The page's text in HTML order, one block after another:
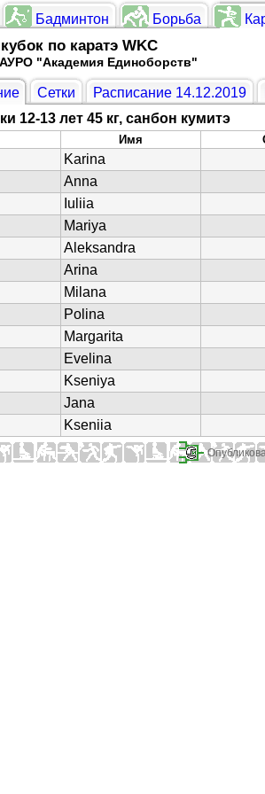
Бадминтон Борьба
по каратэ WKC
"Академия Единоборств"
Сетки Расписание 14.12.2019
12-13 лет 45 кг, санбон кумитэ
Имя
Karina
Anna
Iuliia
Mariya
Aleksandra
Arina
Milana
Polina
Margarita
Evelina
Kseniya
Jana
Kseniia